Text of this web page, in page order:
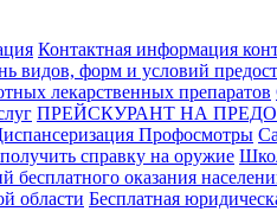
Контактная информация
видов, форм и условий
лекарственных препаратов
ПРЕЙСКУРАНТ НА
Профосмотры
справку на оружие
бесплатного оказания
области Бесплатная